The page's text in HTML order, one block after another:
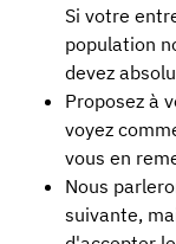
Si votre
population
devez
Proposez à
voyez
vous en
Nous
suivante,